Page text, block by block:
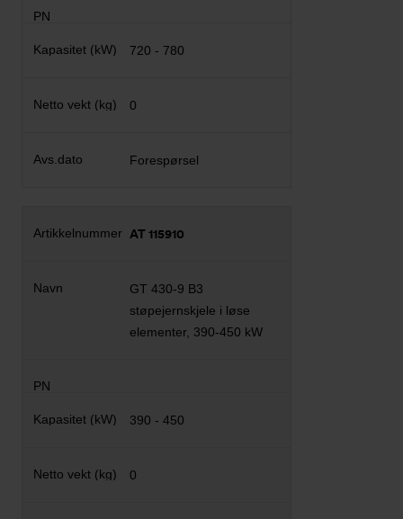
720 - 780
0
Forespørsel
AT 115910
GT 430-9 B3
støpejernskjele i løse
elementer, 390-450 kW
390 - 450
0